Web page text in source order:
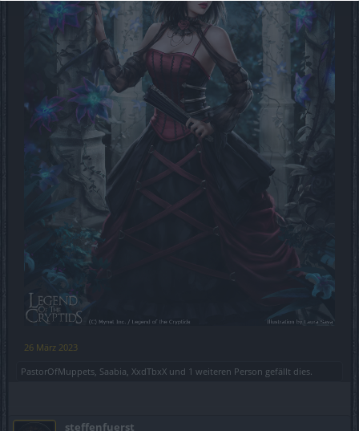
26 März 2023
PastorOfMuppets Saabia XxdTbxX und 1 weiteren Person gefällt dies.
steffenfuerst